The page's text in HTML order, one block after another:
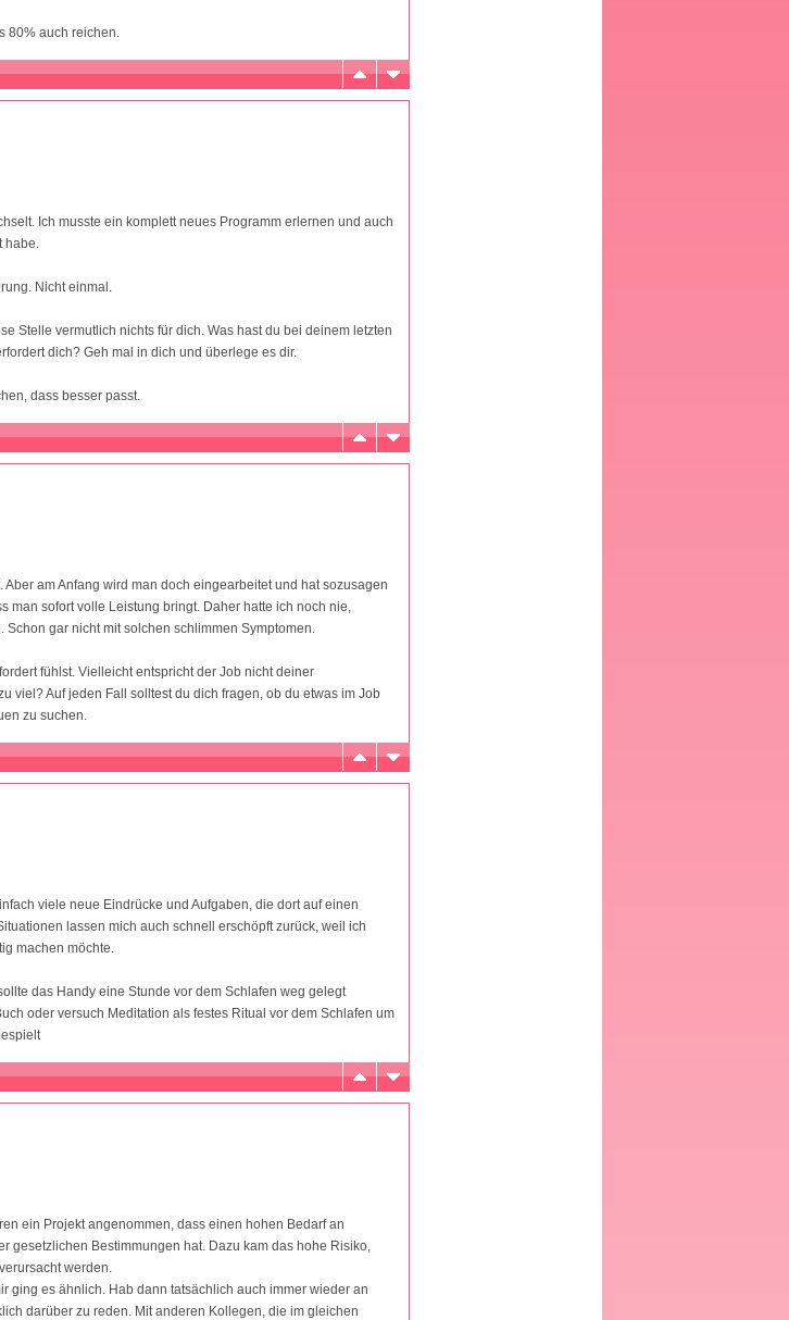
80% auch reichen.
Ich musste ein komplett neues Programm erlernen und auch
habe.
Nicht einmal.
Stelle vermutlich nichts für dich. Was hast du bei deinem letzten
dich? Geh mal in dich und überlege es dir.
dass besser passt.
am Anfang wird man doch eingearbeitet und hat sozusagen
man sofort volle Leistung bringt. Daher hatte ich noch nie,
gar nicht mit solchen schlimmen Symptomen.
fühlst. Vielleicht entspricht der Job nicht deiner
viel? Auf jeden Fall solltest du dich fragen, ob du etwas im Job
zu suchen.
viele neue Eindrücke und Aufgaben, die dort auf einen
lassen mich auch schnell erschöpft zurück, weil ich
machen möchte.
das Handy eine Stunde vor dem Schlafen weg gelegt
oder versuch Meditation als festes Ritual vor dem Schlafen um
ein Projekt angenommen, dass einen hohen Bedarf an
gesetzlichen Bestimmungen hat. Dazu kam das hohe Risiko,
werden.
ging es ähnlich. Hab dann tatsächlich auch immer wieder an
darüber zu reden. Mit anderen Kollegen, die im gleichen